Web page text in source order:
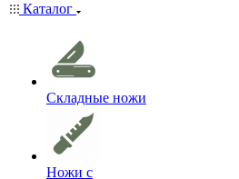
Каталог
Складные ножи
Ножи с